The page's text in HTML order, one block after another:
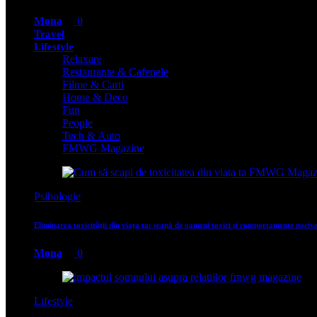
Mona 0
Travel
Lifestyle
Relaxare
Restaurante & Cafenele
Filme & Carti
Home & Deco
Fun
People
Tech & Auto
FMWG Magazine
Psihologie
Eliminarea toxicității din viața ta: scapă de oameni toxici și comportamente nocive
Mona 0
Lifestyle